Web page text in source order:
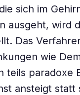
sich im
ausgeht, wird
Das
wie
teils paradoxe
ansteigt statt